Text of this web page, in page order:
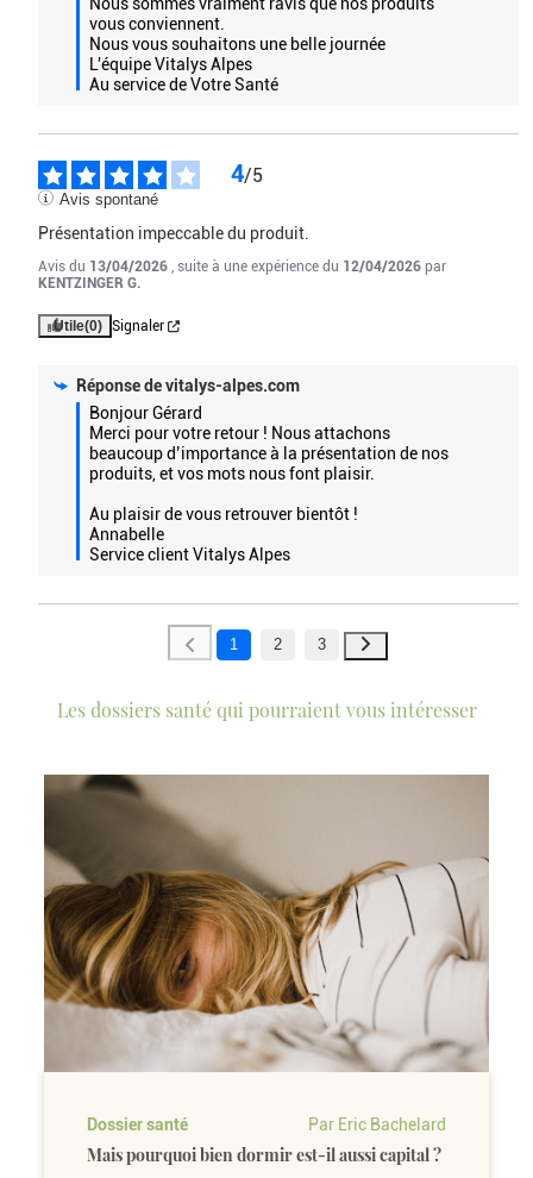
Nous sommes vraiment ravis que nos produits
vous conviennent.
Nous vous souhaitons une belle journée
L'équipe Vitalys Alpes
Au service de Votre Santé
4/5
Avis spontané
Présentation impeccable du produit.
Avis du 13/04/2026 , suite à une expérience du 12/04/2026 par
KENTZINGER G.
Utile(0) Signaler
Réponse devitalys-alpes.com
Bonjour Gérard
Merci pour votre retour ! Nous attachons
beaucoup d’importance à la présentation de nos
produits, et vos mots nous font plaisir.
Au plaisir de vous retrouver bientôt !
Annabelle
Service client Vitalys Alpes
1 2 3
Les dossiers santé qui pourraient vous intéresser
Dossier santé Par Eric Bachelard
Mais pourquoi bien dormir est-il aussi capital ?